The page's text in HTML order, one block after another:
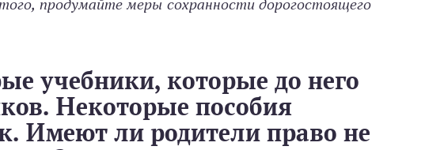
продумайте меры сохранности дорогостоящего
учебники, которые до него
Некоторые пособия
Имеют ли родители право не